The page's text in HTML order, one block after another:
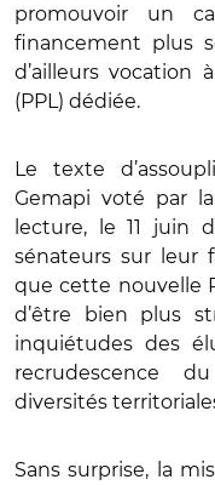
promouvoir un
financement plus
d’ailleurs vocation
(PPL) dédiée.
Le texte
Gemapi voté par
lecture, le 11 juin
sénateurs sur leur
que cette nouvelle
d’être bien plus
inquiétudes des
recrudescence
diversités
Sans surprise, la